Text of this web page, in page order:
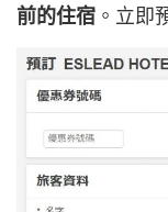
前的住宿 。立即